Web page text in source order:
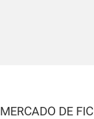
MERCADO DE